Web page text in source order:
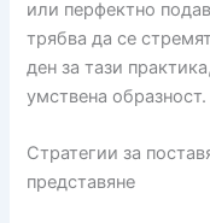
или перфектно
трябва да се
ден за тази
умствена образност.
Стратегии за
представяне